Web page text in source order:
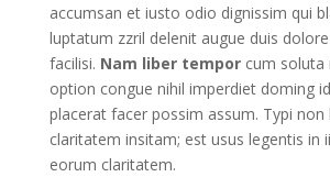
accumsan et iusto odio dignissim qui
luptatum zzril delenit augue duis
facilisi. Nam liber temporcum soluta
option congue nihil imperdiet doming
placerat facer possim assum. Typi non
claritatem insitam; est usus legentis in
eorum claritatem.